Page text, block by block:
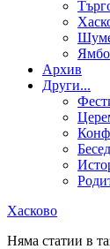
Aрхив
Други...
Хасково
Няма статии в